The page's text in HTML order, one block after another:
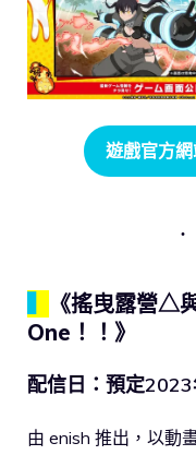
遊戲官方網
《搖曳露營△
One！！》
配信日：預定
由 enish 推出，以動